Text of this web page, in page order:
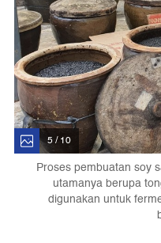
5 / 10
Proses pembuatan soy
utamanya berupa
digunakan untuk